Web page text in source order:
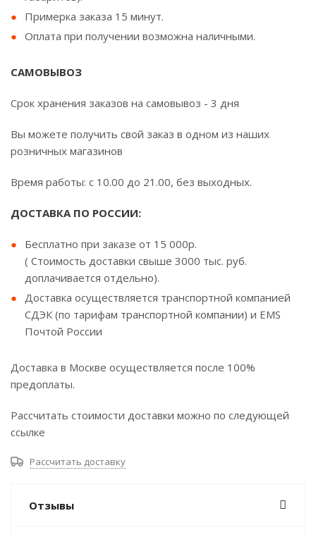
Примерка заказа 15 минут.
Оплата при получении возможна наличными.
САМОВЫВОЗ
Срок хранения заказов на самовывоз - 3 дня
Вы можете получить свой заказ в одном из наших
розничных магазинов
Время работы: с 10.00 до 21.00, без выходных.
ДОСТАВКА ПО РОССИИ:
Бесплатно при заказе от 15 000р.
( Стоимость доставки свыше 3000 тыс. руб.
доплачивается отдельно).
Доставка осуществляется транспортной компанией
СДЭК (по тарифам транспортной компании) и EMS
Почтой России
Доставка в Москве осуществляется после 100%
предоплаты.
Рассчитать стоимости доставки можно по следующей
ссылке
Рассчитать доставку
Отзывы